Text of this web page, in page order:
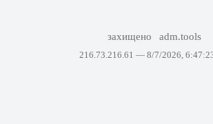
захищено adm.tools
216.73.216.61 — 8/7/2026,